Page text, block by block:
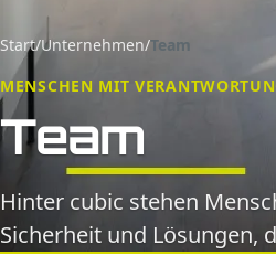
Start/Unternehmen/Team
MENSCHEN MIT
Team
Hinter cubic stehen
Sicherheit und Lösungen,